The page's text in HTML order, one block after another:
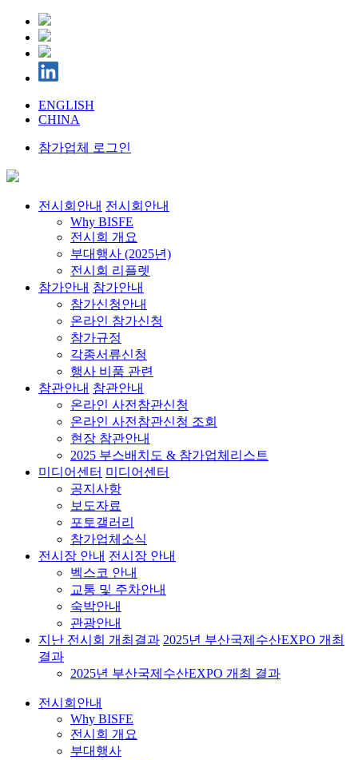
ENGLISH
CHINA
참가업체 로그인
전시회안내 전시회안내
Why BISFE
전시회 개요
부대행사 (2025년)
전시회 리플렛
참가안내 참가안내
참가신청안내
온라인 참가신청
참가규정
각종서류신청
행사 비품 관련
참관안내 참관안내
온라인 사전참관신청
온라인 사전참관신청 조회
현장 참관안내
2025 부스배치도 & 참가업체리스트
미디어센터 미디어센터
공지사항
보도자료
포토갤러리
참가업체소식
전시장 안내 전시장 안내
벡스코 안내
교통 및 주차안내
숙박안내
관광안내
지난 전시회 개최결과 2025년 부산국제수산EXPO 개최
결과
2025년 부산국제수산EXPO 개최 결과
전시회안내
Why BISFE
전시회 개요
부대행사